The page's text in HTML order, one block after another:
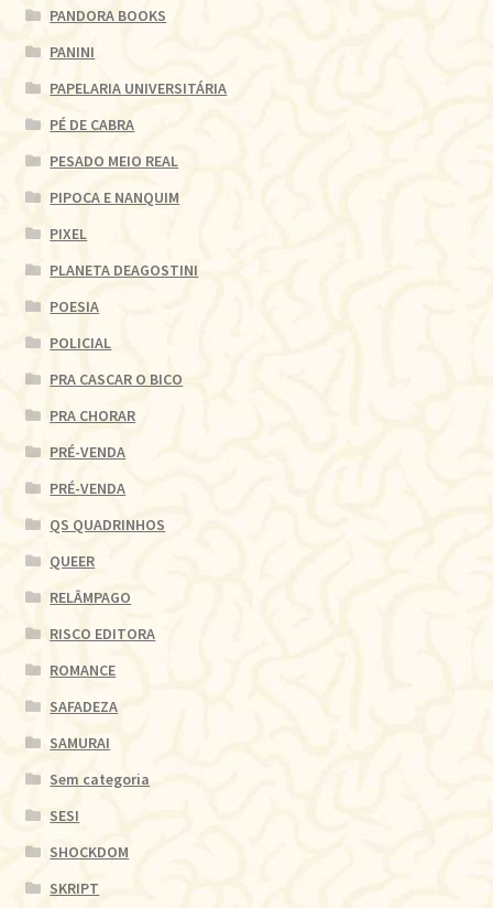
PANDORA BOOKS
PANINI
PAPELARIA UNIVERSITÁRIA
PÉ DE CABRA
PESADO MEIO REAL
PIPOCA E NANQUIM
PIXEL
PLANETA DEAGOSTINI
POESIA
POLICIAL
PRA CASCAR O BICO
PRA CHORAR
PRÉ-VENDA
PRÉ-VENDA
QS QUADRINHOS
QUEER
RELÂMPAGO
RISCO EDITORA
ROMANCE
SAFADEZA
SAMURAI
Sem categoria
SESI
SHOCKDOM
SKRIPT